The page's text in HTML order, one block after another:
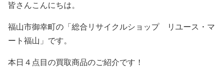
皆さんこんにちは。
福山市御幸町の「総合リサイクルショップ リユース・マ
ート福山」です。
本日４点目の買取商品のご紹介です！